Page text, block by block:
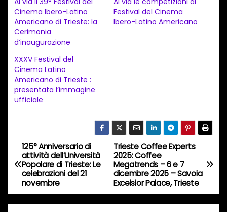
a
m
e
t
o
i
r
s
o
…
Cinema Ibero-Latino
Americano di Trieste: la
Cerimonia
d’inaugurazione
Festival del Cinema
Ibero-Latino Americano
XXXV Festival del
Cinema Latino
Americano di Trieste :
presentata l’immagine
ufficiale
N
a
v
Trieste Coffee Experts
2025: Coffee
Megatrends – 6 e 7
dicembre 2025 – Savoia
Excelsior Palace, Trieste
125° Anniversario di
attività dell’Università
Popolare di Trieste: Le
celebrazioni del 21
novembre